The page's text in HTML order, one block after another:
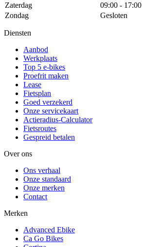
Zaterdag
09:00 - 17:00
Zondag
Gesloten
Diensten
Aanbod
Werkplaats
Top 5 e-bikes
Proefrit maken
Lease
Fietsplan
Goed verzekerd
Onze servicekaart
Actieradius-Calculator
Fietsroutes
Gespreid betalen
Over ons
Ons verhaal
Onze standaard
Onze merken
Contact
Merken
Advanced Ebike
Ca Go Bikes